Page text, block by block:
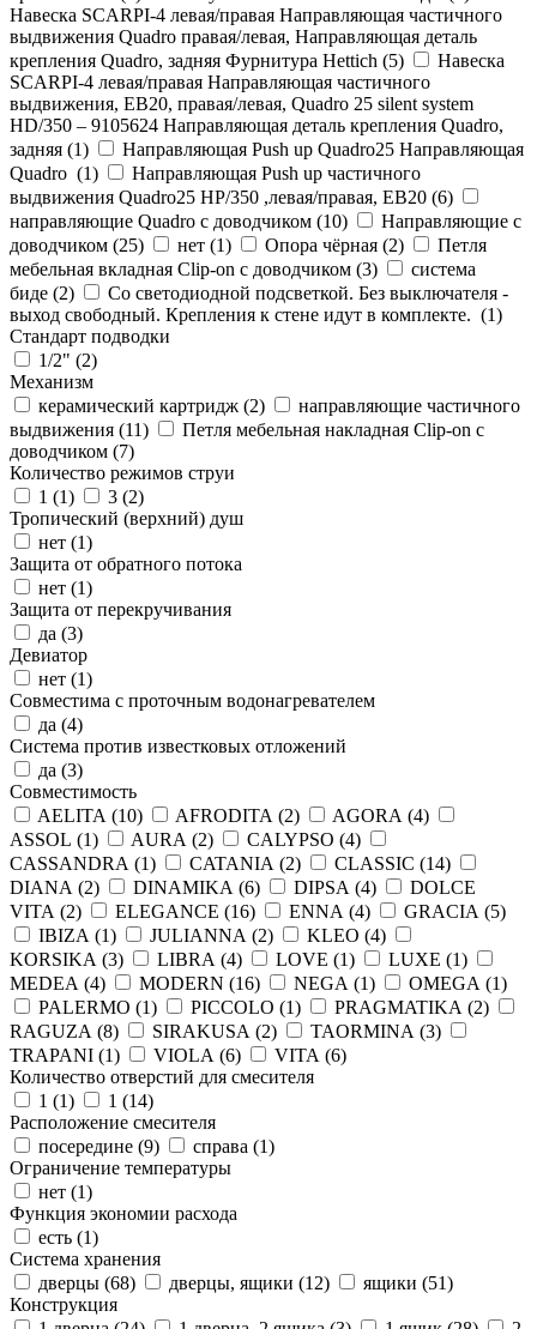
Навеска SCARPI-4 левая/правая Направляющая частичного
выдвижения Quadro правая/левая, Направляющая деталь
крепления Quadro, задняя Фурнитура Hettich (5)
Навеска
SCARPI-4 левая/правая Направляющая частичного
выдвижения, ЕВ20, правая/левая, Quadro 25 silent system
HD/350 – 9105624 Направляющая деталь крепления Quadro,
задняя (1)
Направляющая Push up Quadro25 Направляющая
Quadro (1)
Направляющая Push up частичного
выдвижения Quadro25 НР/350 ,левая/правая, ЕВ20 (6)
направляющие Quadro с доводчиком (10)
Направляющие с
доводчиком (25) нет (1) Опора чёрная (2)
Петля
мебельная вкладная Clip-on с доводчиком (3)
система
биде (2)
Со светодиодной подсветкой. Без выключателя -
выход свободный. Крепления к стене идут в комплекте. (1)
Стандарт подводки
1/2" (2)
Механизм
керамический картридж (2)
направляющие частичного
выдвижения (11)
Петля мебельная накладная Clip-on с
доводчиком (7)
Количество режимов струи
1 (1) 3 (2)
Тропический (верхний) душ
нет (1)
Защита от обратного потока
нет (1)
Защита от перекручивания
да (3)
Девиатор
нет (1)
Совместима с проточным водонагревателем
да (4)
Система против известковых отложений
да (3)
Совместимость
AELITA (10) AFRODITA (2) AGORA (4)
ASSOL (1) AURA (2) CALYPSO (4)
CASSANDRA (1) CATANIA (2) CLASSIC (14)
DIANA (2) DINAMIKA (6) DIPSA (4)
DOLCE
VITA (2) ELEGANCE (16) ENNA (4) GRACIA (5)
IBIZA (1) JULIANNA (2) KLEO (4)
KORSIKA (3) LIBRA (4) LOVE (1) LUXE (1)
MEDEA (4) MODERN (16) NEGA (1) OMEGA (1)
PALERMO (1) PICCOLO (1) PRAGMATIKA (2)
RAGUZA (8) SIRAKUSA (2) TAORMINA (3)
TRAPANI (1) VIOLA (6) VITA (6)
Количество отверстий для смесителя
1 (1) 1 (14)
Расположение смесителя
посередине (9) справа (1)
Ограничение температуры
нет (1)
Функция экономии расхода
есть (1)
Система хранения
дверцы (68) дверцы, ящики (12) ящики (51)
Конструкция